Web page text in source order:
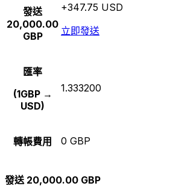
發送
20,000.00
GBP
+347.75 USD
立即發送
匯率
(1GBP →
USD)
1.333200
轉帳費用 0 GBP
發送 20,000.00 GBP